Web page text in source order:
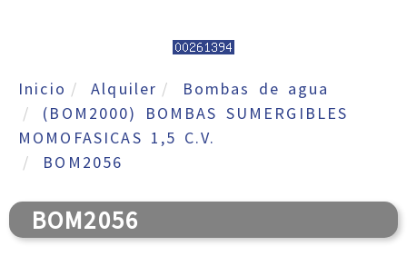
Inicio Alquiler
Bombas de agua
(BOM2000) BOMBAS SUMERGIBLES
MOMOFASICAS 1,5 C.V.
BOM2056
BOM2056